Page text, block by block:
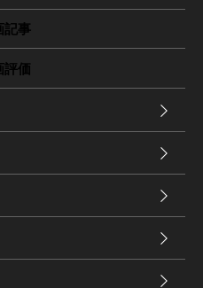
記事
評価